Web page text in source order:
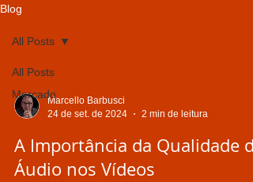
Blog
All Posts
Mercado
All Posts
Marcello Barbusci
24 de set. de 2024
2 min de leitura
A Importância da Qualidade de
Áudio nos Vídeos